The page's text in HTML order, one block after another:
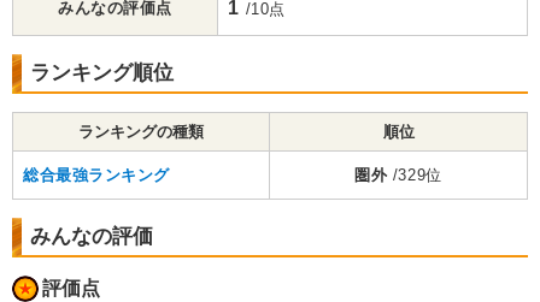
みんなの評価点 1 /10点
ランキング順位
ランキングの種類 順位
総合最強ランキング 圏外 /329位
みんなの評価
評価点